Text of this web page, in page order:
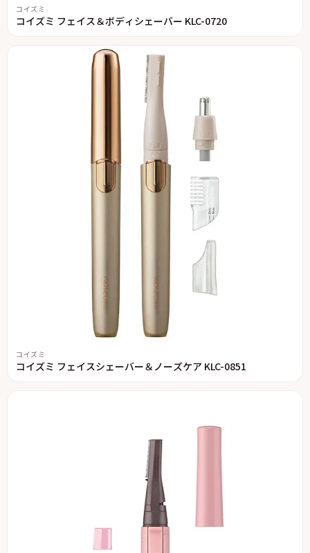
コイズミ
コイズミ フェイス＆ボディシェーバー KLC-0720
コイズミ
コイズミ フェイスシェーバー＆ノーズケア KLC-0851